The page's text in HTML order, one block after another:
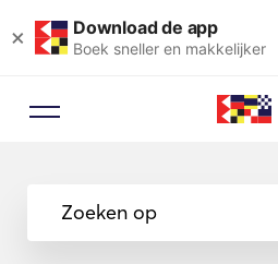
× Download de app
Boek sneller en makkelijker
Zoeken op